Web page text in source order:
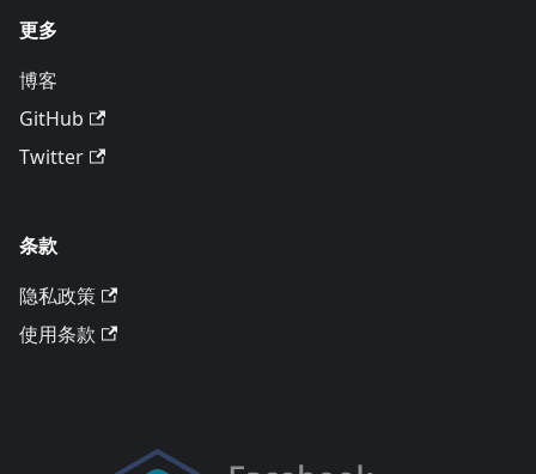
更多
博客
GitHub
Twitter
条款
隐私政策
使用条款